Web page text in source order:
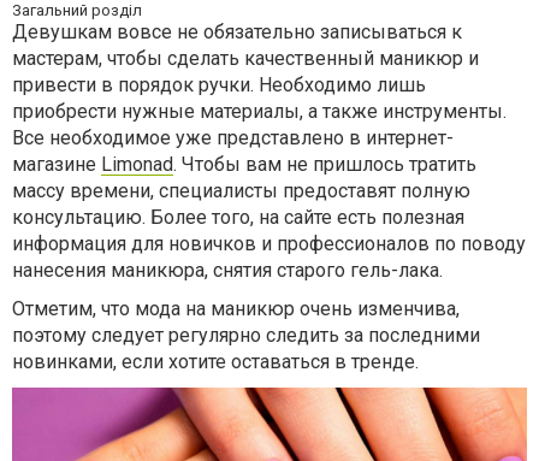
Загальний розділ
Девушкам вовсе не обязательно записываться к
мастерам, чтобы сделать качественный маникюр и
привести в порядок ручки. Необходимо лишь
приобрести нужные материалы, а также инструменты.
Все необходимое уже представлено в интернет-
магазине Limonad. Чтобы вам не пришлось тратить
массу времени, специалисты предоставят полную
консультацию. Более того, на сайте есть полезная
информация для новичков и профессионалов по поводу
нанесения маникюра, снятия старого гель-лака.
Отметим, что мода на маникюр очень изменчива,
поэтому следует регулярно следить за последними
новинками, если хотите оставаться в тренде.